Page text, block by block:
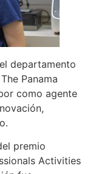
departamento
Panama
como agente
premio
Activities